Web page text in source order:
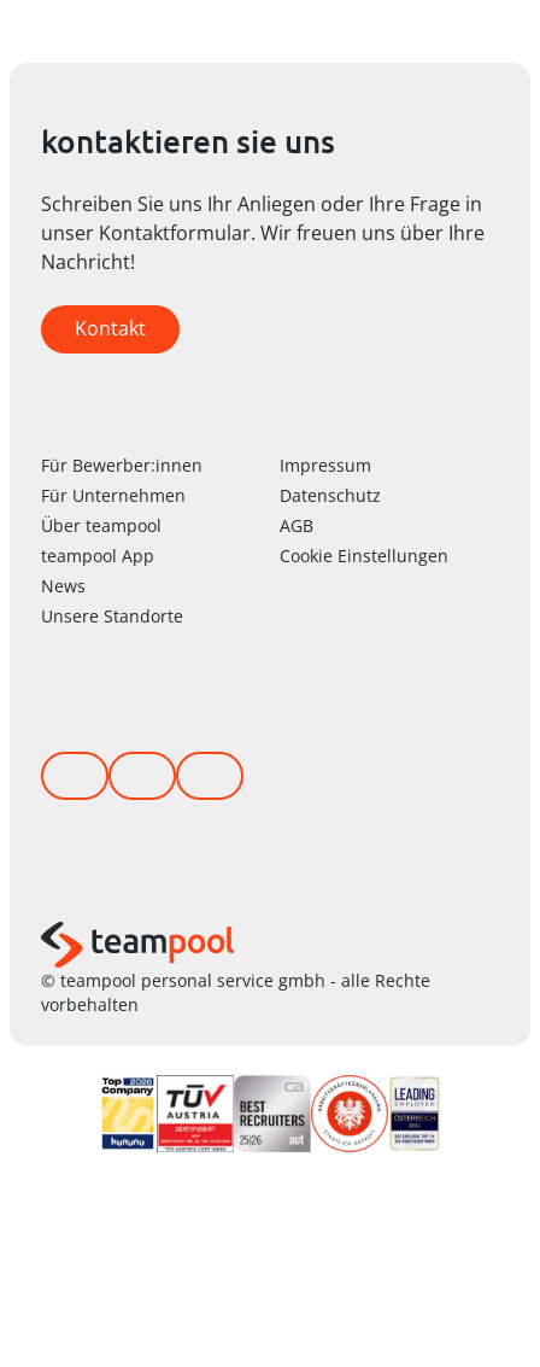
kontaktieren sie uns
Schreiben Sie uns Ihr Anliegen oder Ihre Frage in
unser Kontaktformular. Wir freuen uns über Ihre
Nachricht!
Kontakt
Für Bewerber:innen
Für Unternehmen
Überteampool
teampool App
News
Unsere Standorte
Impressum
Datenschutz
AGB
Cookie Einstellungen
© teampool personal service gmbh - alle Rechte
vorbehalten